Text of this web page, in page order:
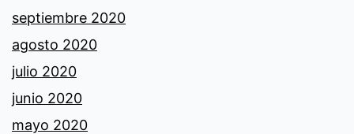
septiembre 2020
agosto 2020
julio 2020
junio 2020
mayo 2020